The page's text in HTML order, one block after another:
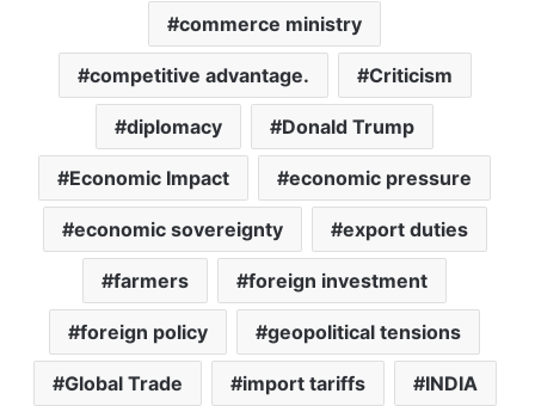
commerce ministry
competitive advantage. Criticism
diplomacy Donald Trump
Economic Impact economic pressure
economic sovereignty export duties
farmers foreign investment
foreign policy geopolitical tensions
Global Trade import tariffs INDIA